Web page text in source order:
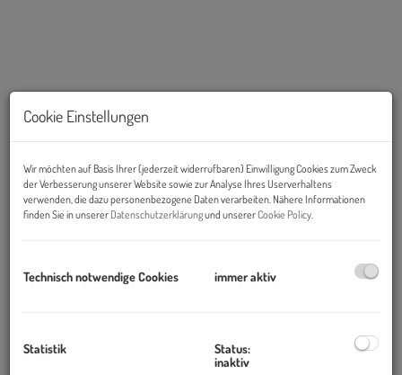
Beschreibung
ruhigen und naturnahen Lagen im Norden Wiens, an der
Geprägt von Weinbergen, Feldern und kleinen Waldstücken
Cookie Einstellungen
Wir möchten auf Basis Ihrer (jederzeit widerrufbaren) Einwilligung Cookies zum Zweck
der Verbesserung unserer Website sowie zur Analyse Ihres Userverhaltens
verwenden, die dazu personenbezogene Daten verarbeiten. Nähere Informationen
finden Sie in unserer Datenschutzerklärungund unsererCookie Policy.
Technisch notwendige Cookies immer aktiv
Statistik
Status:
inaktiv